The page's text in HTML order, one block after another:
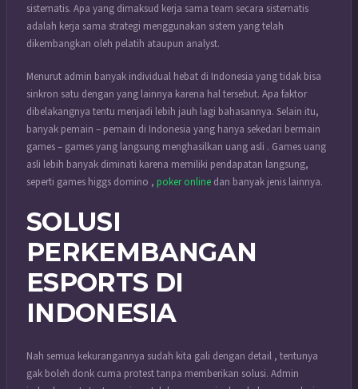
sistematis. Apa yang dimaksud kerja sama team secara sistematis
adalah kerja sama strategi menggunakan sistem yang telah
dikembangkan oleh pelatih ataupun analyst.
Menurut admin banyak individual hebat di Indonesia yang tidak bisa
sinkron satu dengan yang lainnya karena hal tersebut. Apa faktor
dibelakangnya tentu menjadi lebih jauh lagi bahasannya. Selain itu,
banyak pemain – pemain di Indonesia yang hanya sekedari bermain
games – games yang langsung menghasilkan uang asli . Games uang
asli lebih banyak diminati karena memiliki pendapatan langsung,
seperti games higgs domino , poker online dan banyak jenis lainnya.
SOLUSI
PERKEMBANGAN
ESPORTS DI
INDONESIA
Nah semua kekurangannya sudah kita gali dengan detail , tentunya
gak boleh donk cuma protest tanpa memberikan solusi. Admin